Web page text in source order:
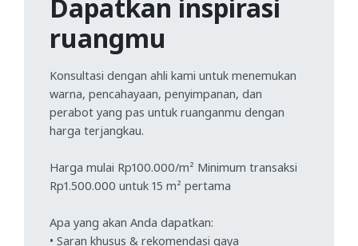
Dapatkan inspirasi
ruangmu
Konsultasi dengan ahli kami untuk menemukan
warna, pencahayaan, penyimpanan, dan
perabot yang pas untuk ruanganmu dengan
harga terjangkau.
Harga mulai Rp100.000/m² Minimum transaksi
Rp1.500.000 untuk 15 m² pertama
Apa yang akan Anda dapatkan:
• Saran khusus & rekomendasi gaya